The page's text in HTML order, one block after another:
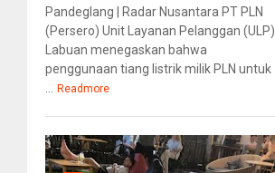
Pandeglang | Radar Nusantara PT PLN
(Persero) Unit Layanan Pelanggan (ULP)
Labuan menegaskan bahwa
penggunaan tiang listrik milik PLN untuk
Readmore